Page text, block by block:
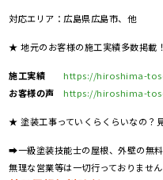
対応エリア：広島県広島市、他
★ 地元のお客様の施工実績多数掲載！
施工実績
https://hiroshima-
お客様の声
https://hiroshima-
★ 塗装工事っていくらくらいなの？
➡一級塗装技能士の屋根、外壁の無
無理な営業等は一切行っておりません